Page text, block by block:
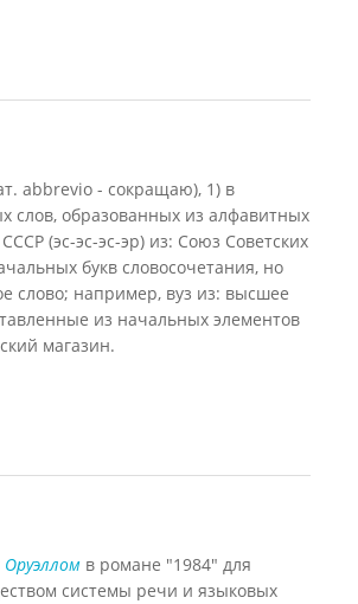
abbrevio - сокращаю), 1) в
слов, образованных из алфавитных
(эс-эс-эс-эр) из: Союз Советских
букв словосочетания, но
слово; например, вуз из: высшее
из начальных элементов
магазин.
Оруэллом в романе "1984" для
системы речи и языковых